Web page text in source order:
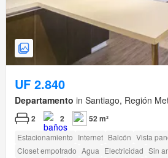
UF 2.840
Departamento in Santiago, Región
2 2 52 m²
Estacionamiento Internet Balcón Vista
Closet empotrado Agua Electricidad Sin